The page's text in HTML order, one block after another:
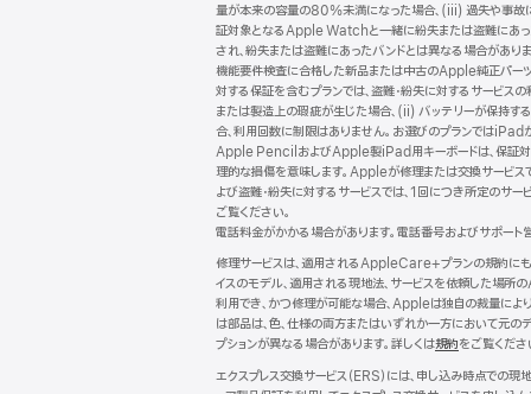
量が本来の容量の80%未満になった場合、(iii) 過失や事故
証対象となるApple Watchと一緒に紛失または盗難にあっ
され、紛失または盗難にあったバンドとは異なる場合があ
機能要件検査に合格した新品または中古のApple純正パーツ
対する保証を含むプランでは、盗難・紛失に対するサービス
または製造上の瑕疵が生じた場合、(ii) バッテリーが保持
合、利用回数に制限はありません。お選びのプランでは
Apple PencilおよびApple製iPad用キーボードは、保証対
理的な損傷を意味します。Appleが修理または交換サービ
よび盗難・紛失に対するサービスでは、1回につき所定のサ
ご覧ください。
電話料金がかかる場合があります。電話番号およびサポート
修理サービスは、適用されるAppleCare+プランの規約に
イスのモデル、適用される現地法、サービスを依頼した場所
利用でき、かつ修理が可能な場合、Appleは独自の裁量によ
は部品は、色、仕様の両方またはいずれか一方において元の
プションが異なる場合があります。詳しくは規約（新
ウ
をご覧くださ
エクスプレス交換サービス（ERS）には、申し込み時点での